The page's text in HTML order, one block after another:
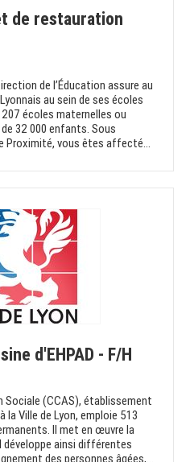
de restauration
de l’Éducation assure au
au sein de ses écoles
écoles maternelles ou
32 000 enfants. Sous
Proximité, vous êtes affecté...
d'EHPAD - F/H
Sociale (CCAS), établissement
Ville de Lyon, emploie 513
Il met en œuvre la
développe ainsi différentes
des personnes âgées,...